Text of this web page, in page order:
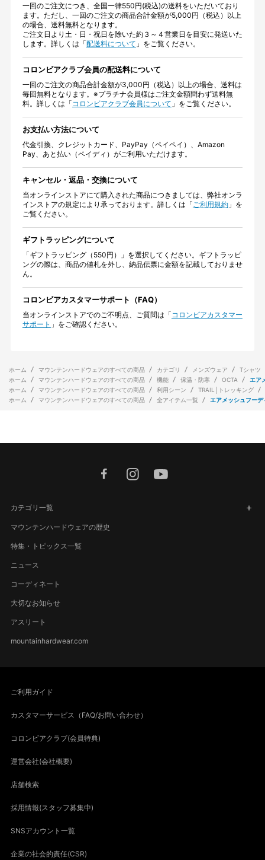
一回のご注文につき、全国一律550円(税込)の送料をいただいており
ます。ただし、一回のご注文の商品合計金額が5,000円（税込）以上
の場合、送料無料となります。
ご注文日より土・日・祝日を除いた約３～４営業日を目安に発送いた
します。詳しくは「配送料について 」をご覧ください。
コロンビアクラブ会員の配送料について
一回のご注文の商品合計金額が3,000円（税込）以上の場合、送料は
毎回無料となります。※プラチナ会員様はご注文金額問わず送料無
料。詳しくは「 コロンビアクラブ会員について 」をご覧ください。
お支払い方法について
代金引換、クレジットカード、PayPay（ペイペイ）、Amazon
Pay、あと払い（ペイディ）がご利用いただけます。
キャンセル・返品・交換について
当オンラインストアにて購入された商品につきましては、弊社オンラ
インストアの規定により承っております。詳しくは「 ご利用規約」を
ご覧ください。
ギフトラッピングについて
「ギフトラッピング（550円）」を選択してください。ギフトラッピ
ングの際は、商品の値札を外し、納品伝票に金額を記載しておりませ
ん。
コロンビアカスタマーサポート（FAQ）
当オンラインストアでのご不明点、ご質問は「 コロンビアカスタマー
サポート 」をご確認ください。
ホーム マウンテンハードウェアのすべての商品 カテゴリ メンズウェア
Tシャツ
ホーム
マウンテンハードウェアのすべての商品 機能 保温・防寒 OCTA
エア
ホーム
マウンテンハードウェアのすべての商品 利用シーン
TRAIL│トレッキング
ホーム
マウンテンハードウェアのすべての商品 全アイテム一覧 エアメッシュフーデ
facebookinstagram
カテゴリ一覧
マウンテンハードウェアの歴史
特集・トピックス一覧
ニュース
コーディネート
大切なお知らせ
アスリート
mountainhardwear.com
ご利用ガイド
カスタマーサービス（FAQ/お問い合わせ）
コロンビアクラブ(会員特典)
運営会社(会社概要)
店舗検索
採用情報(スタッフ募集中)
SNSアカウント一覧
企業の社会的責任(CSR)